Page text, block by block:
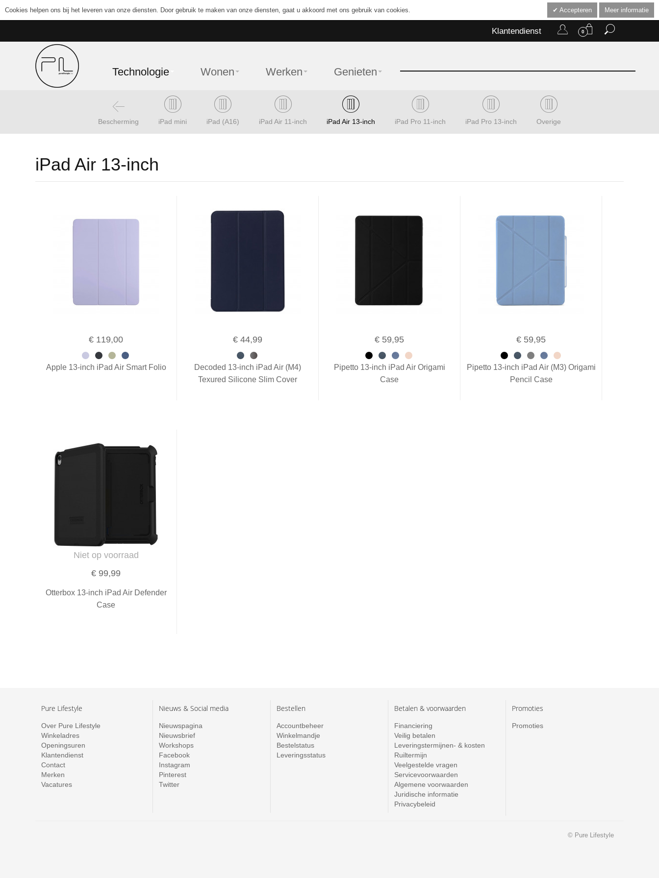
Cookies helpen ons bij het leveren van onze diensten. Door gebruik te maken van onze diensten, gaat u akkoord met ons gebruik van cookies. Accepteren Meer informatie
0
Klantendienst
Technologie Wonen Werken Genieten
Bescherming iPad mini iPad (A16) iPad Air 11-inch iPad Air 13-inch iPad Pro 11-inch iPad Pro 13-inch Overige
iPad Air 13-inch
€ 119,00
Apple 13-inch iPad Air Smart Folio
€ 44,99
Decoded 13-inch iPad Air (M4)
Texured Silicone Slim Cover
€ 59,95
Pipetto 13-inch iPad Air Origami
Case
€ 59,95
Pipetto 13-inch iPad Air (M3) Origami
Pencil Case
Niet op voorraad
€ 99,99
Otterbox 13-inch iPad Air Defender
Case
Pure Lifestyle
Over Pure Lifestyle
Winkeladres
Openingsuren
Klantendienst
Contact
Merken
Vacatures
Nieuws & Social media
Nieuwspagina
Nieuwsbrief
Workshops
Facebook
Instagram
Pinterest
Twitter
Bestellen
Accountbeheer
Winkelmandje
Bestelstatus
Leveringsstatus
Betalen & voorwaarden
Financiering
Veilig betalen
Leveringstermijnen- & kosten
Ruiltermijn
Veelgestelde vragen
Servicevoorwaarden
Algemene voorwaarden
Juridische informatie
Privacybeleid
Promoties
Promoties
© Pure Lifestyle